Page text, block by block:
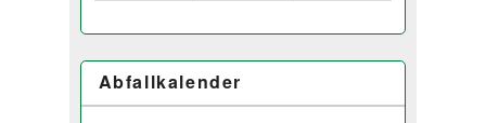
Abfallkalender